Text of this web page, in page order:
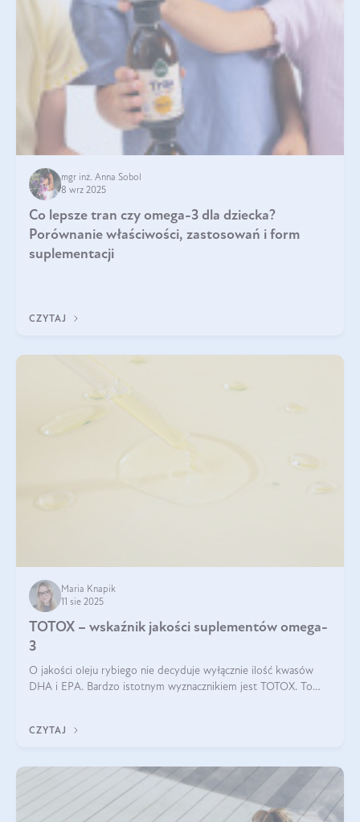
mgr inż. Anna Sobol
8 wrz 2025
Co lepsze tran czy omega-3 dla dziecka?
Porównanie właściwości, zastosowań i form
suplementacji
CZYTAJ
Maria Knapik
11 sie 2025
TOTOX – wskaźnik jakości suplementów omega-
3
O jakości oleju rybiego nie decyduje wyłącznie ilość kwasów
DHA i EPA. Bardzo istotnym wyznacznikiem jest TOTOX. To
CZYTAJ